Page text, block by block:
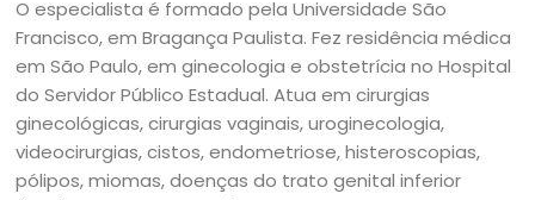
O especialista é formado pela Universidade São
Francisco, em Bragança Paulista. Fez residência médica
em São Paulo, em ginecologia e obstetrícia no Hospital
do Servidor Público Estadual. Atua em cirurgias
ginecológicas, cirurgias vaginais, uroginecologia,
videocirurgias, cistos, endometriose, histeroscopias,
pólipos, miomas, doenças do trato genital inferior